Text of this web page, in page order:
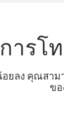
รโ
ยลง คุณสา
ขอ